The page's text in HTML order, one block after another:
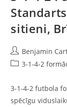
sitieni,
Post
author:
Benjamin
Post3-1-4-2
3-1-4-2 futbola
spēcīgu